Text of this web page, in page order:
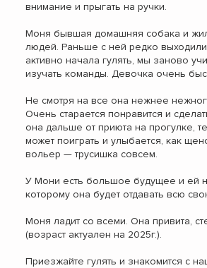
внимание и прыгать на ручки.
Моня бывшая домашняя собака и
людей. Раньше с ней редко
активно начала гулять, мы заново
изучать команды. Девочка очень
Не смотря на все она нежнее
Очень старается понравится и
она дальше от приюта на прогулке,
может поиграть и улыбается, как
вольер — трусишка совсем.
У Мони есть большое будущее и ей
которому она будет отдавать всю
Моня ладит со всеми. Она привита,
(возраст актуален на 2025г.).
Приезжайте гулять и знакомится с